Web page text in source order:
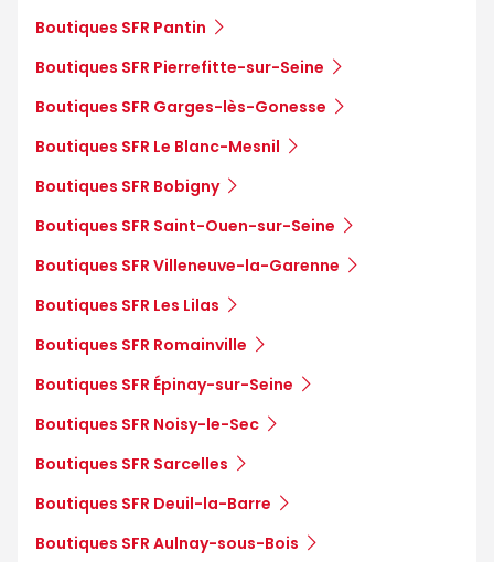
Boutiques SFR Pantin
Boutiques SFR Pierrefitte-sur-Seine
Boutiques SFR Garges-lès-Gonesse
Boutiques SFR Le Blanc-Mesnil
Boutiques SFR Bobigny
Boutiques SFR Saint-Ouen-sur-Seine
Boutiques SFR Villeneuve-la-Garenne
Boutiques SFR Les Lilas
Boutiques SFR Romainville
Boutiques SFR Épinay-sur-Seine
Boutiques SFR Noisy-le-Sec
Boutiques SFR Sarcelles
Boutiques SFR Deuil-la-Barre
Boutiques SFR Aulnay-sous-Bois